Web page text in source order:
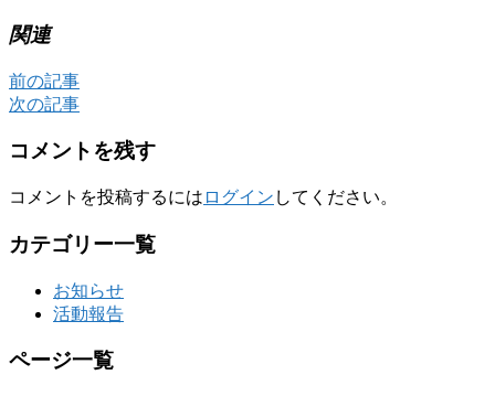
関連
前の記事
次の記事
コメントを残す
コメントを投稿するには ログイン してください。
カテゴリー一覧
お知らせ
活動報告
ページ一覧